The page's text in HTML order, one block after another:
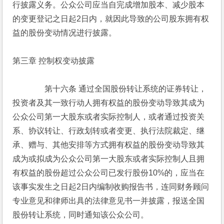
行披露义务。公众公司应当自完成增加股本、减少股本
的变更登记之日起2日内，就因此导致的公司股东拥有权
益的股份变动情况进行披露。
第三章 控制权变动披露
第十六条 通过全国股份转让系统的证券转让，
投资者及其一致行动人拥有权益的股份变动导致其成为
公众公司第一大股东或者实际控制人，或者通过投资关
系、协议转让、行政划转或者变更、执行法院裁定、继
承、赠与、其他安排等方式拥有权益的股份变动导致其
成为或拟成为公众公司第一大股东或者实际控制人且拥
有权益的股份超过公众公司已发行股份10%的，应当在
该事实发生之日起2日内编制收购报告书，连同财务顾问
专业意见和律师出具的法律意见书一并披露，报送全国
股份转让系统，同时通知该公众公司。